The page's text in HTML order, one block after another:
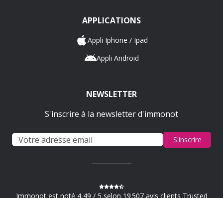
APPLICATIONS
Appli Iphone / Ipad
Appli Android
NEWSLETTER
S'inscrire à la newsletter d'immonot
S'inscrire
Immonot est noté 4,49 / 5 selon 19 507 avis clients Trusted